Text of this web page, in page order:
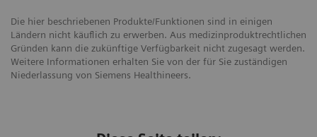
Die hier beschriebenen Produkte/Funktionen sind in einigen
Ländern nicht käuflich zu erwerben. Aus medizinproduktrechtlichen
Gründen kann die zukünftige Verfügbarkeit nicht zugesagt werden.
Weitere Informationen erhalten Sie von der für Sie zuständigen
Niederlassung von Siemens Healthineers.